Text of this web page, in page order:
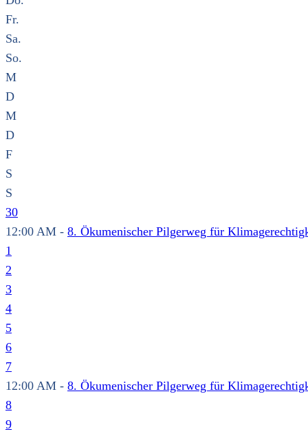
Fr.
Sa.
So.
M
D
M
D
F
S
S
30
12:00 AM - 8. Ökumenischer Pilgerweg für
1
2
3
4
5
6
7
12:00 AM - 8. Ökumenischer Pilgerweg für
8
9